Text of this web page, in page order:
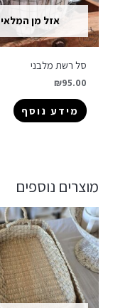
אזל מן המלאי
סל רשת מלבני
₪95.00
מידע נוסף
מוצרים נוספים